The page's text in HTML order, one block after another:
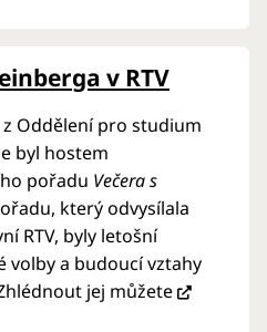
v RTV
z Oddělení pro studium
byl hostem
pořadu Večera s
který odvysílala
RTV, byly letošní
volby a budoucí vztahy
jej můžete